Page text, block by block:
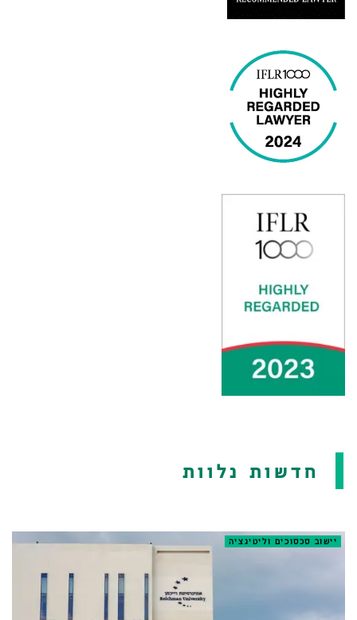
חדשות נלוות
יישוב סכסוכים וליטיגציה